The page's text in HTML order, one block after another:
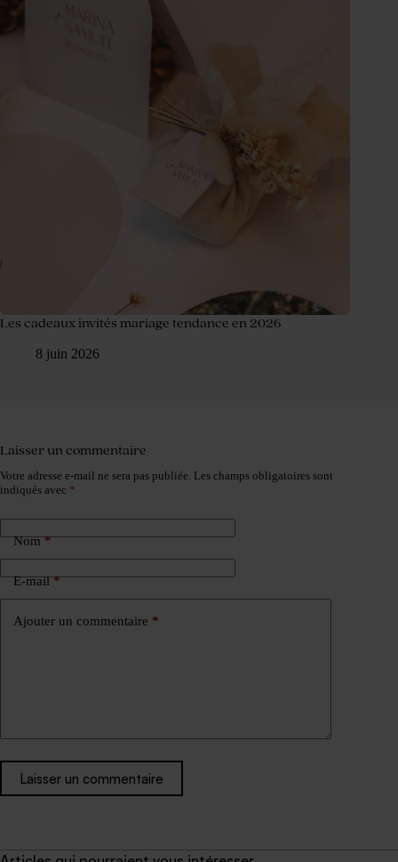
Les cadeaux invités mariage tendance en 2026
8 juin 2026
Laisser un commentaire
Votre adresse e-mail ne sera pas publiée. Les champs obligatoires sont
indiqués avec *
Nom*
E-mail*
Ajouter un commentaire *
Laisser un commentaire